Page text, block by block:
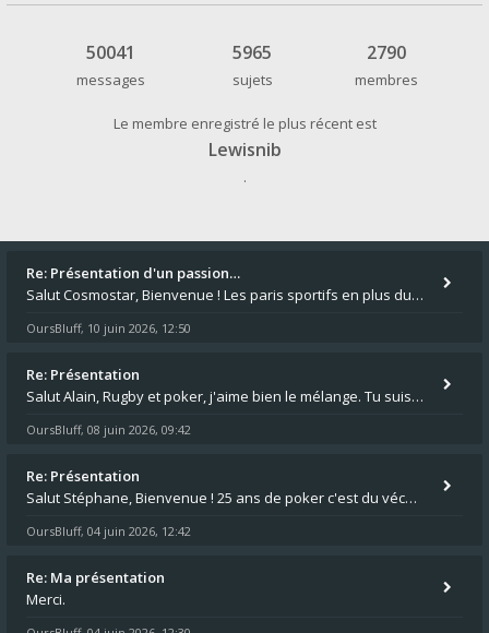
50041
messages
5965
sujets
2790
membres
Le membre enregistré le plus récent est
Lewisnib
.
Re: Présentation d'un passion…
Salut Cosmostar, Bienvenue ! Les paris sportifs en plus du poker, c'est ce que je fais aussi. Surtout la NBA, je mise su
OursBluff, 10 juin 2026, 12:50
Re: Présentation
Salut Alain, Rugby et poker, j'aime bien le mélange. Tu suis le rugby du coin ? Moi j'essaie d'aller voir des matchs de
OursBluff, 08 juin 2026, 09:42
Re: Présentation
Salut Stéphane, Bienvenue ! 25 ans de poker c'est du vécu quand même. Moi je suis relativementnouveau (2018) mais j'ai a
OursBluff, 04 juin 2026, 12:42
Re: Ma présentation
Merci.